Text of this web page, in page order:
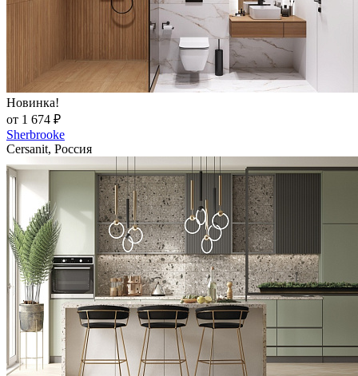
Новинка!
от 1 674 ₽
Sherbrooke
Cersanit, Россия